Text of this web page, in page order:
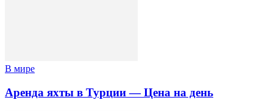
В мире
Аренда яхты в Турции — Цена на день